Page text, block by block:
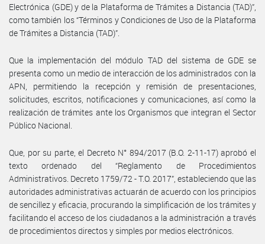
Electrónica (GDE) y de la Plataforma de Trámites a Distancia (TAD)”,
como también los “Términos y Condiciones de Uso de la Plataforma
de Trámites a Distancia (TAD)”.
Que la implementación del módulo TAD del sistema de GDE se
presenta como un medio de interacción de los administrados con la
APN, permitiendo la recepción y remisión de presentaciones,
solicitudes, escritos, notificaciones y comunicaciones, así como la
realización de trámites ante los Organismos que integran el Sector
Público Nacional.
Que, por su parte, el Decreto N° 894/2017 (B.O. 2-11-17) aprobó el
texto ordenado del “Reglamento de Procedimientos
Administrativos. Decreto 1759/72 - T.O. 2017”, estableciendo que las
autoridades administrativas actuarán de acuerdo con los principios
de sencillez y eficacia, procurando la simplificación de los trámites y
facilitando el acceso de los ciudadanos a la administración a través
de procedimientos directos y simples por medios electrónicos.